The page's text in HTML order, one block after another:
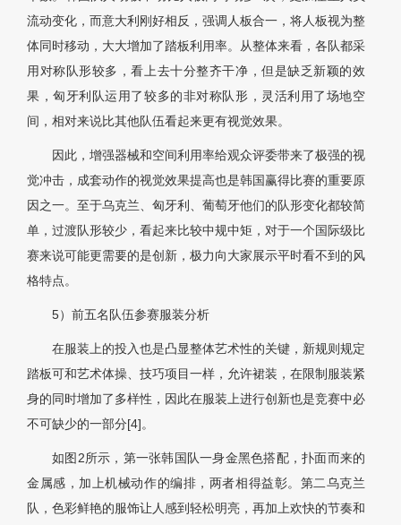
流动变化，而意大利刚好相反，强调人板合一，将人板视为整
体同时移动，大大增加了踏板利用率。从整体来看，各队都采
用对称队形较多，看上去十分整齐干净，但是缺乏新颖的效
果，匈牙利队运用了较多的非对称队形，灵活利用了场地空
间，相对来说比其他队伍看起来更有视觉效果。
因此，增强器械和空间利用率给观众评委带来了极强的视
觉冲击，成套动作的视觉效果提高也是韩国赢得比赛的重要原
因之一。至于乌克兰、匈牙利、葡萄牙他们的队形变化都较简
单，过渡队形较少，看起来比较中规中矩，对于一个国际级比
赛来说可能更需要的是创新，极力向大家展示平时看不到的风
格特点。
5）前五名队伍参赛服装分析
在服装上的投入也是凸显整体艺术性的关键，新规则规定
踏板可和艺术体操、技巧项目一样，允许裙装，在限制服装紧
身的同时增加了多样性，因此在服装上进行创新也是竞赛中必
不可缺少的一部分[4]。
如图2所示，第一张韩国队一身金黑色搭配，扑面而来的
金属感，加上机械动作的编排，两者相得益彰。第二乌克兰
队，色彩鲜艳的服饰让人感到轻松明亮，再加上欢快的节奏和